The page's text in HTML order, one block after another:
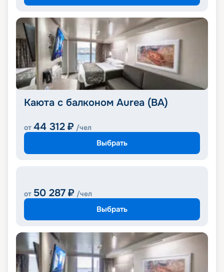
Каюта с балконом Aurea (BA)
от 44 312 ₽ /чел
Выбрать
от 50 287 ₽ /чел
Выбрать